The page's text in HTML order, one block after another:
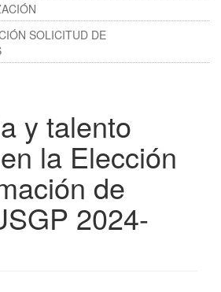
SOLICITUD DE
y talento
la Elección
de
2024-